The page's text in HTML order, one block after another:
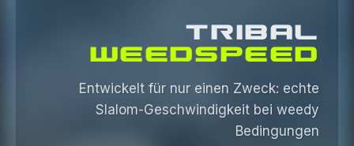
TRIBAL
WEEDSPEED
Entwickelt für nur einen Zweck: echte
Slalom-Geschwindigkeit bei weedy
Bedingungen